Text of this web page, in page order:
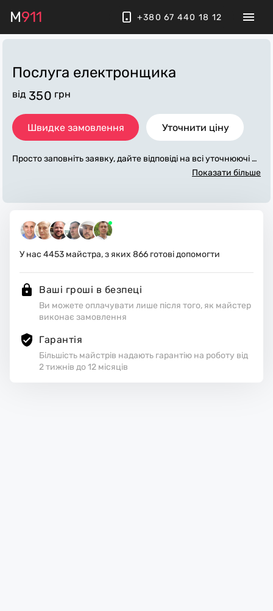
M911 +380 67 440 18 12
Послуга електронщика
від 350 грн
Швидке замовлення Уточнити ціну
Просто заповніть заявку, дайте відповіді на всі уточнюючі за
питання по «послуга електронщика». Ми зв'яжемося з вам
стежать за чистотою та прибирають робоче місце.
Показати більше
У нас 4453 майстра, з яких 866 готові допомогти
Ваші гроші в безпеці
Ви можете оплачувати лише після того, як майстер
виконає замовлення
Гарантія
Більшість майстрів надають гарантію на роботу від
2 тижнів до 12 місяців